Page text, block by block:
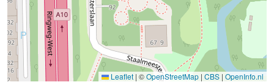
Leaflet | ©OpenStreetMap | CBS | OpenInfo.nl